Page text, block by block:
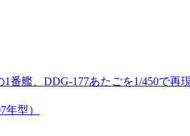
番艦、DDG-177あたごを1/450で
型）